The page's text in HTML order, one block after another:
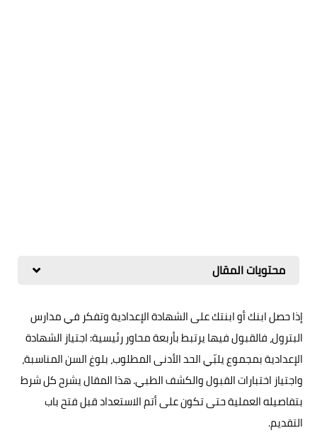
محتويات المقال
إذا حصل ابنك أو ابنتك على الشهادة الإعدادية وتفكر في مدارس
البترول، فالقبول فيها يرتبط بأربعة محاور رئيسية: اجتياز الشهادة
الإعدادية بمجموع يلبّي الحد الأدنى المطلوب، بلوغ السن المناسبة،
واجتياز اختبارات القبول والكشف الطبي. هذا المقال يشرح كل شرط
بتفاصيله العملية حتى تكون على أتم الاستعداد قبل فتح باب
التقديم.